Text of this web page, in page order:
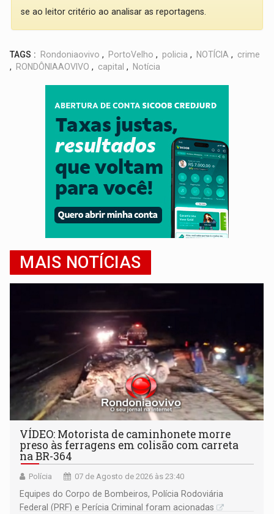
se ao leitor critério ao analisar as reportagens.
TAGS : Rondoniaovivo , PortoVelho , policia , NOTÍCIA , crime
, RONDÔNIAAOVIVO , capital , Notícia
MAIS NOTÍCIAS
VÍDEO: Motorista de caminhonete morre
preso às ferragens em colisão com carreta
na BR-364
Polícia 07 de Agosto de 2026 às 23:40
Equipes do Corpo de Bombeiros, Polícia Rodoviária
Federal (PRF) e Perícia Criminal foram acionadas